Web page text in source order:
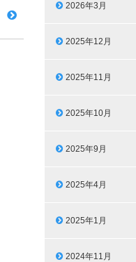
2026年3月
2025年12月
2025年11月
2025年10月
2025年9月
2025年4月
2025年1月
2024年11月